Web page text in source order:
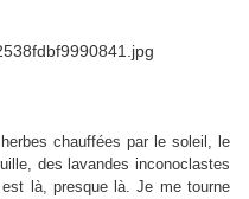
chauffées par le soleil, le
des lavandes inconoclastes
là, presque là. Je me tourne